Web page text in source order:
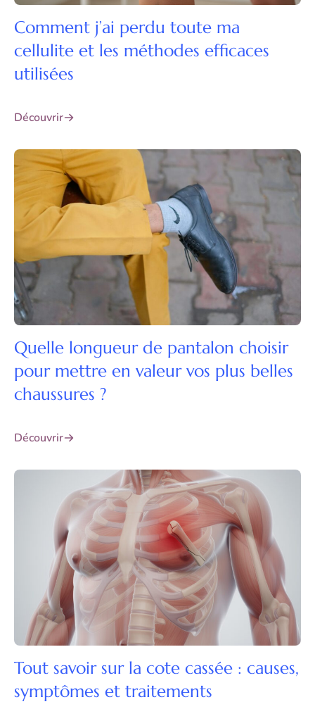
Comment j’ai perdu toute ma
cellulite et les méthodes efficaces
utilisées
Découvrir
Quelle longueur de pantalon choisir
pour mettre en valeur vos plus belles
chaussures ?
Découvrir
Tout savoir sur la cote cassée : causes,
symptômes et traitements